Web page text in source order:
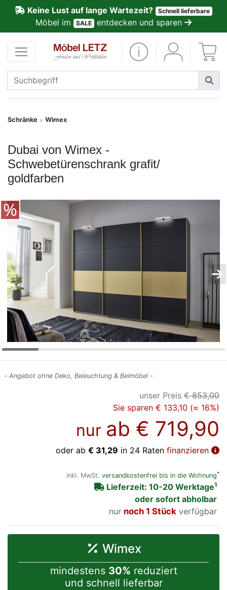
Keine Lust auf lange Wartezeit? Schnell lieferbare
Möbel im SALE entdecken und sparen
Schränke > Wimex
Dubai von Wimex -
Schwebetürenschrank grafit/
goldfarben
- Angebot ohne Deko, Beleuchtung & Beimöbel -
unser Preis € 853,00
Sie sparen € 133,10 (≈ 16%)
nur ab € 719,90
oder ab € 31,29 in 24 Raten finanzieren
inkl. MwSt. versandkostenfrei bis in die Wohnung*
Lieferzeit: 10-20 Werktage1
oder sofort abholbar
nur
noch 1 Stück verfügbar
Wimex
mindestens 30% reduziert
und schnell lieferbar
Kundenmeinungen
Anmelden
PREMIUM
Schnell
SALE
Möbel-
Konfigurator
0%
Finanzierung
Markenwelt
Letz-
Deals